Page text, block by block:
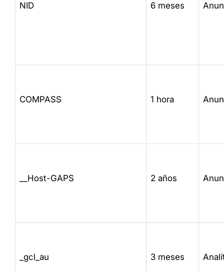
NID 6 meses
COMPASS 1 hora
__Host-GAPS 2 años
_gcl_au 3 meses